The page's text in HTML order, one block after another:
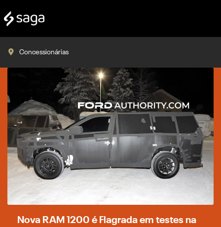
Concessionárias
Nova RAM 1200 é Flagrada em testes na